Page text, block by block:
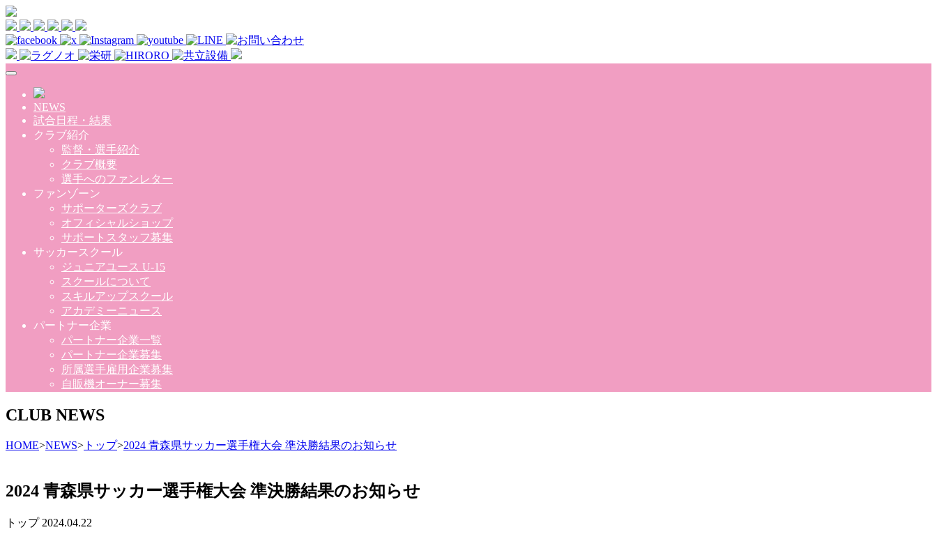
Skip to main content
NEWS
試合日程・結果
クラブ紹介
監督・選手紹介
クラブ概要
選手へのファンレター
ファンゾーン
サポーターズクラブ
オフィシャルショップ
サポートスタッフ募集
サッカースクール
ジュニアユース U-15
スクールについて
スキルアップスクール
アカデミーニュース
パートナー企業
パートナー企業一覧
パートナー企業募集
所属選手雇用企業募集
自販機オーナー募集
CLUB NEWS
HOME>NEWS> トップ>2024 青森県サッカー選手権大会 準決勝結果のお知らせ
2024 青森県サッカー選手権大会 準決勝結果のお知らせ
トップ 2024.04.22